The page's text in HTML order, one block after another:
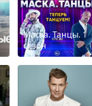
Маска. Танцы. 1
сезон